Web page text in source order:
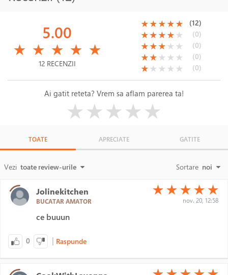
5.00
★ ★ ★ ★ ★
12 RECENZII
(*)
★(*)
★(*)
★(*)
★(*)
★ (12)
(*)
★(*)
★(*)
★(*)
★( )
★ (0)
(*)
★(*)
★(*)
★( )
★ ( )
★ (0)
(*)
★(*)
★( )
★ ( )
★ ( )
★ (0)
(*)
★( )
★ ( )
★ ( )
★ ( )
★ (0)
Ai gatit reteta? Vrem sa aflam parerea ta!
★★★★★
TOATE APRECIATE GATITE
Vezi toate review-urile Sortare noi
Jolinekitchen
BUCATAR AMATOR
(*)
★ (*)
★ (*)
★ (*)
★ (*)
★
nov. 20, 12:58
ce buuun
0 | Raspunde
(*) (*) (*) (*) (*)